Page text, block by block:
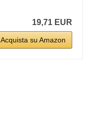
19,71 EUR
Acquista su Amazon